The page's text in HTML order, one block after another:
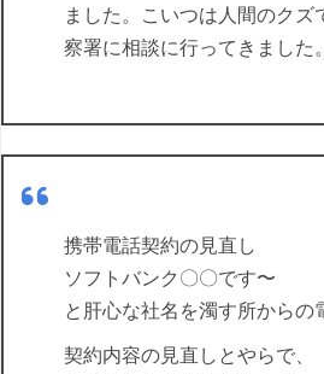
ました。こいつは人間のクズ
察署に相談に行ってきました。
携帯電話契約の見直し
ソフトバンク〇〇です〜
と肝心な社名を濁す所からの
契約内容の見直しとやらで、